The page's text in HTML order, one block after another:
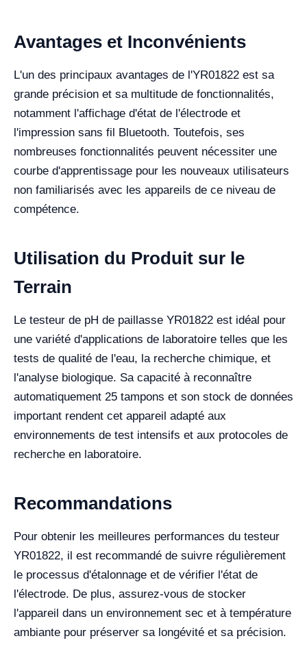
Avantages et Inconvénients
L'un des principaux avantages de l'YR01822 est sa
grande précision et sa multitude de fonctionnalités,
notamment l'affichage d'état de l'électrode et
l'impression sans fil Bluetooth. Toutefois, ses
nombreuses fonctionnalités peuvent nécessiter une
courbe d'apprentissage pour les nouveaux utilisateurs
non familiarisés avec les appareils de ce niveau de
compétence.
Utilisation du Produit sur le
Terrain
Le testeur de pH de paillasse YR01822 est idéal pour
une variété d'applications de laboratoire telles que les
tests de qualité de l'eau, la recherche chimique, et
l'analyse biologique. Sa capacité à reconnaître
automatiquement 25 tampons et son stock de données
important rendent cet appareil adapté aux
environnements de test intensifs et aux protocoles de
recherche en laboratoire.
Recommandations
Pour obtenir les meilleures performances du testeur
YR01822, il est recommandé de suivre régulièrement
le processus d'étalonnage et de vérifier l'état de
l'électrode. De plus, assurez-vous de stocker
l'appareil dans un environnement sec et à température
ambiante pour préserver sa longévité et sa précision.